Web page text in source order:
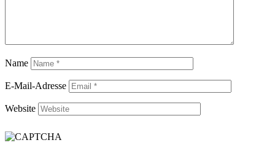
Name
E-Mail-Adresse
Website